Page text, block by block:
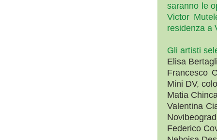
saranno le
Victor
residenza a
Gli artisti
Elisa
Francesco
Mini DV,
Matia
Valentina
Federico